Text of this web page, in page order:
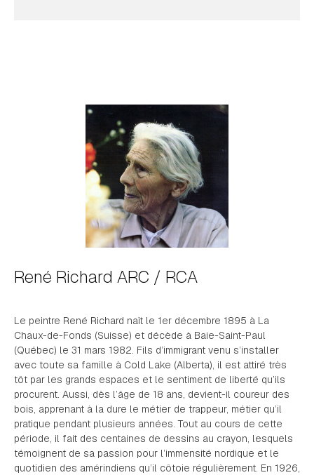
René Richard ARC / RCA
Le peintre René Richard naît le 1er décembre 1895 à La
Chaux-de-Fonds (Suisse) et décède à Baie-Saint-Paul
(Québec) le 31 mars 1982. Fils d’immigrant venu s’installer
avec toute sa famille à Cold Lake (Alberta), il est attiré très
tôt par les grands espaces et le sentiment de liberté qu’ils
procurent. Aussi, dès l’âge de 18 ans, devient-il coureur des
bois, apprenant à la dure le métier de trappeur, métier qu’il
pratique pendant plusieurs années. Tout au cours de cette
période, il fait des centaines de dessins au crayon, lesquels
témoignent de sa passion pour l’immensité nordique et le
quotidien des amérindiens qu’il côtoie régulièrement. En 1926,